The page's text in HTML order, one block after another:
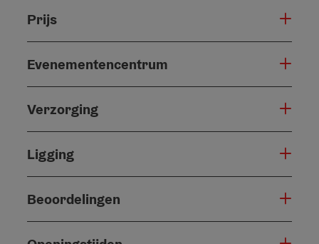
Prijs
Evenementencentrum
Verzorging
Ligging
Beoordelingen